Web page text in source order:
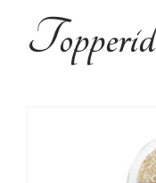
Tehtud tööd
Topperid